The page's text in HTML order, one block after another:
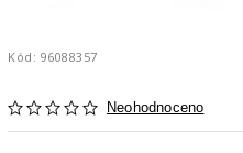
Kód: 96088357
Neohodnoceno